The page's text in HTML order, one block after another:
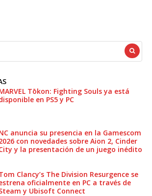
Tōkon: Fighting Souls ya está
en PS5 y PC
anuncia su presencia en la Gamescom
con novedades sobre Aion 2, Cinder
y la presentación de un juego inédito
Clancy’s The Division Resurgence se
oficialmente en PC a través de
y Ubisoft Connect